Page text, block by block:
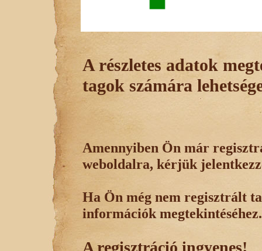
A részletes adatok
tagok számára
Amennyiben Ön már
weboldalra, kérjük
Ha Ön még nem regisztrált
információk megtekintéséhez.
A regisztráció ingyenes!